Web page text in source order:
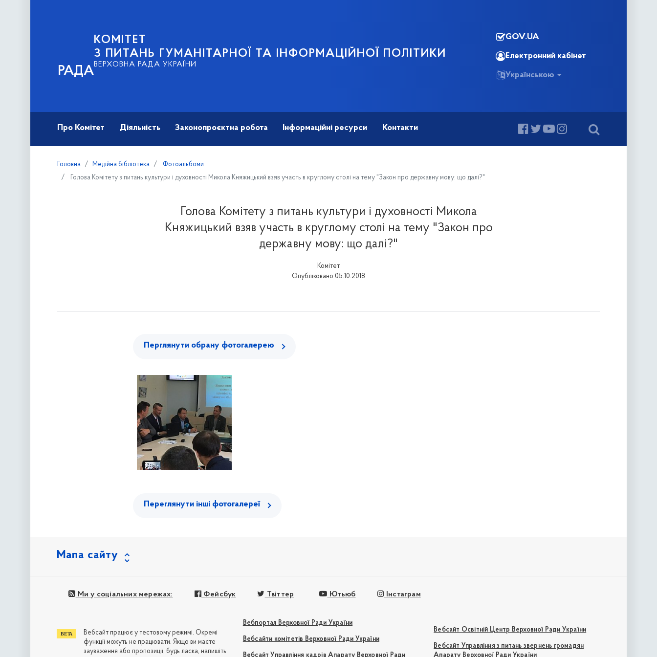
РАДА
КОМІТЕТ
З ПИТАНЬ ГУМАНІТАРНОЇ ТА ІНФОРМАЦІЙНОЇ ПОЛІТИКИ
ВЕРХОВНА РАДА УКРАЇНИ
GOV.UA
Електронний кабінет
Українською
Про Комітет Діяльність Законопроєктна робота Інформаційні ресурси Контакти
Головна Медійна бібліотека
Фотоальбоми
Голова Комітету з питань культури і духовності Микола Княжицький взяв участь в круглому столі на тему "Закон про державну мову: що далі?"
Голова Комітету з питань культури і духовності Микола
Княжицький взяв участь в круглому столі на тему "Закон про
державну мову: що далі?"
Комітет
Опубліковано 05.10.2018
Перглянути обрану фотогалерею
Переглянути інші фотогалереї
Мапа сайту
Ми у соціальних мережах: Фейсбук Твіттер Ютьюб Інстаграм
Вебпортал Верховної Ради України
Вебсайти комітетів Верховної Ради України
Вебсайт Управління кадрів Апарату Верховної Ради
Вебсайт Освітній Центр Верховної Ради України
Вебсайт Управління з питань звернень громадян
Апарату Верховної Ради України
Вебсайт працює у тестовому режимі. Окремі
функції можуть не працювати. Якщо ви маєте
зауваження або пропозиції, будь ласка, напишіть